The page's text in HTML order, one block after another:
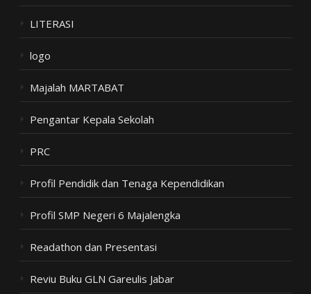
LITERASI
logo
Majalah MARTABAT
Pengantar Kepala Sekolah
PRC
Profil Pendidik dan Tenaga Kependidikan
Profil SMP Negeri 6 Majalengka
Readathon dan Presentasi
Reviu Buku GLN Gareulis Jabar